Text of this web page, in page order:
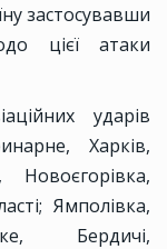
застосувавши
цієї атаки
ударів
Харків,
Новоєгорівка,
Ямполівка,
Бердичі,